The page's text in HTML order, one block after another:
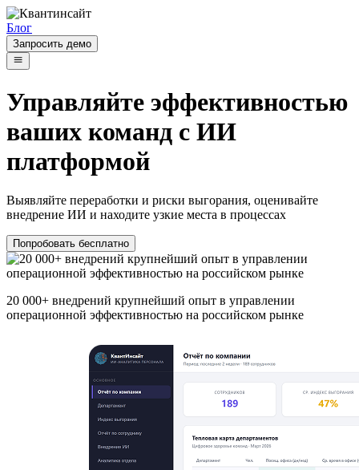
Блог
Запросить демо
Управляйте эффективностью
ваших команд с ИИ
платформой
Выявляйте переработки и риски выгорания, оценивайте
внедрение ИИ и находите узкие места в процессах
Попробовать бесплатно
20 000+ внедрений крупнейший опыт в управлении
операционной эффективностью на российском рынке